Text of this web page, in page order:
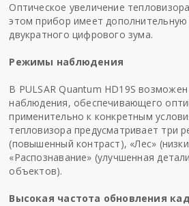
Оптическое увеличение
этом прибор имеет
двукратного цифрового зума.
Режимы наблюдения
В PULSAR Quantum HD19S
наблюдения, обеспечивающего
применительно к конкретным
тепловизора предусматривает три
(повышенный контраст), «Лес»
«Распознавание» (улучшенная
объектов).
Высокая частота обновления